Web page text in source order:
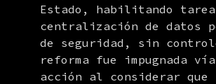
Estado, habilitando
centralización de datos
de seguridad, sin
reforma fue impugnada
acción al considerar